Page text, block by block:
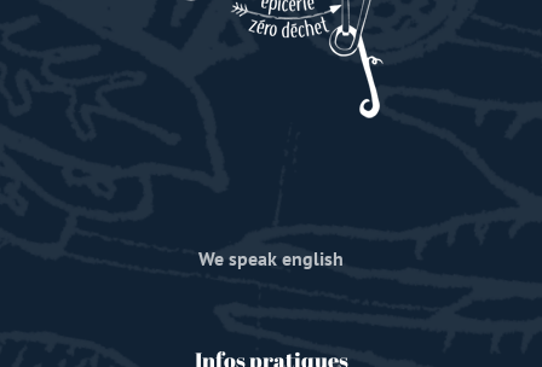
We speak english
Infos pratiques